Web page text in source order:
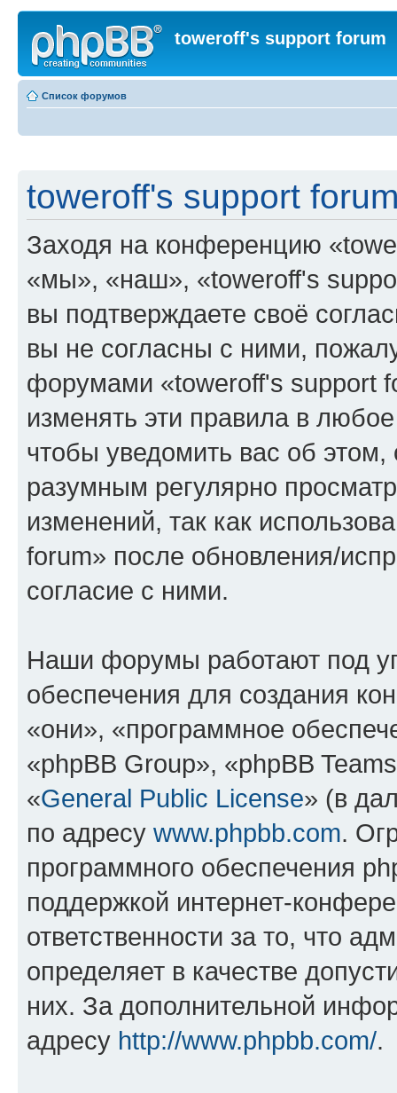
toweroff's support forum
Список форумов
toweroff's support
Заходя на конференцию
«мы», «наш», «toweroff's
вы подтверждаете своё
вы не согласны с ними,
форумами «toweroff's support
изменять эти правила в
чтобы уведомить вас об
разумным регулярно
изменений, так как
forum» после обновления/
согласие с ними.
Наши форумы работают под
обеспечения для создания
«они», «программное
«phpBB Group», «phpBB
«General Public License» (в
по адресу www.phpbb.com.
программного обеспечения
поддержкой интернет-
ответственности за то, что
определяет в качестве
них. За дополнительной
адресу http://www.phpbb.com/.